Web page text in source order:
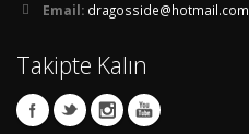
Email: dragosside@hotmail.com
Takipte Kalın